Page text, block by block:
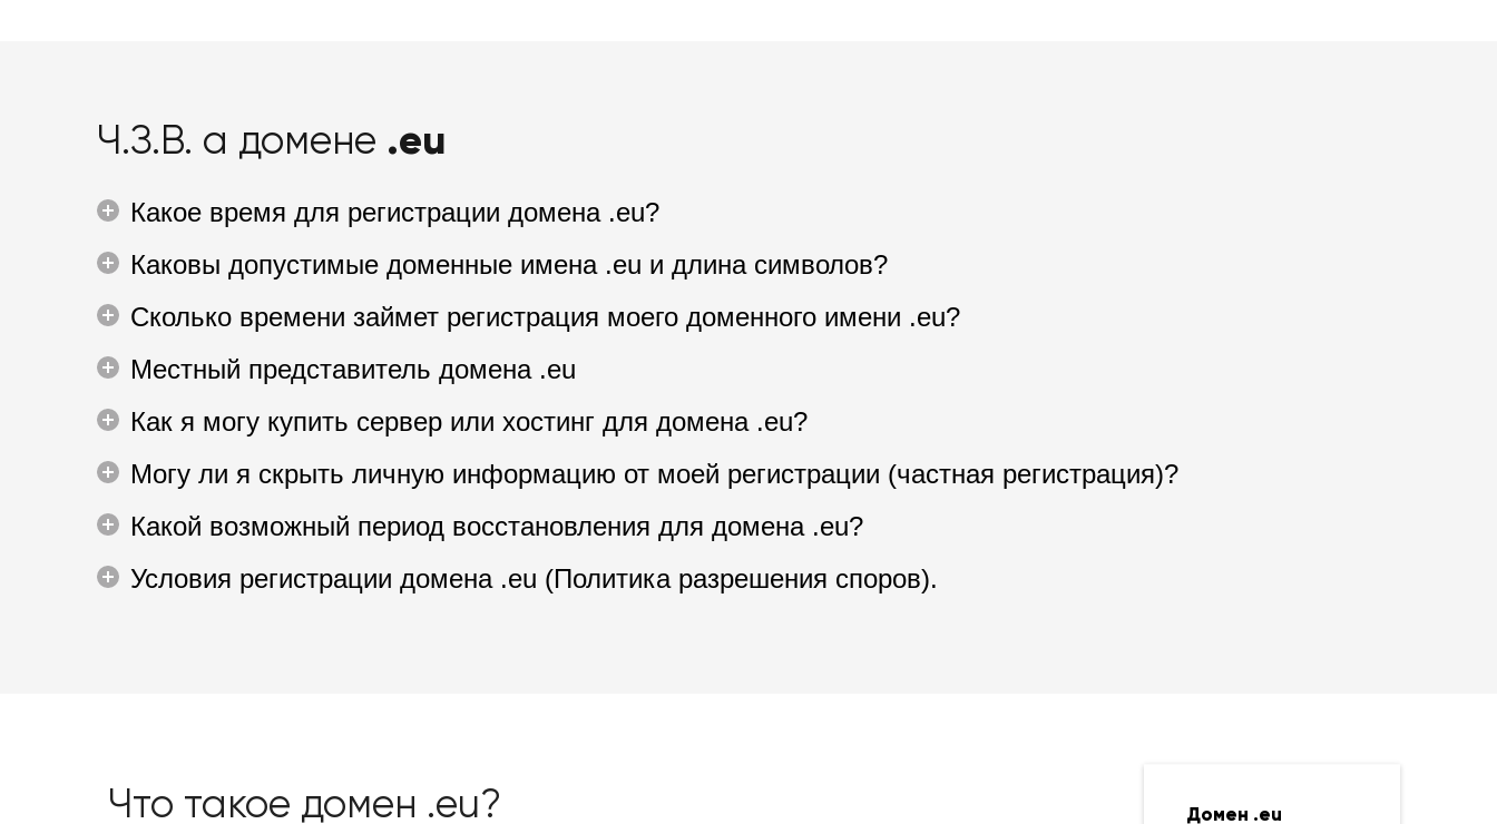
Ч.З.В. а домене .eu
Какое время для регистрации домена .eu?
Каковы допустимые доменные имена .eu и длина символов?
Сколько времени займет регистрация моего доменного имени .eu?
Местный представитель домена .eu
Как я могу купить сервер или хостинг для домена .eu?
Могу ли я скрыть личную информацию от моей регистрации (частная регистрация)?
Какой возможный период восстановления для домена .eu?
Условия регистрации домена .eu (Политика разрешения споров).
Что такое домен .eu? Домен .eu